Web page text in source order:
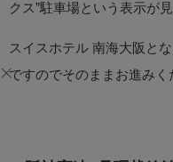
クス”駐車場という表示が
スイスホテル 南海大阪と
ですのでそのままお進みく